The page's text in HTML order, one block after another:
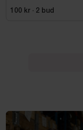
100 kr · 2 bud